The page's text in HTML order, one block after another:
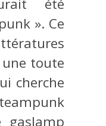
». Ce
toute
cherche